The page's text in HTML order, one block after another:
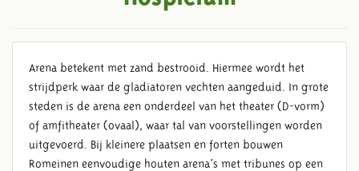
HOSPICIUM
Arena betekent met zand bestrooid. Hiermee wordt het
strijdperk waar de gladiatoren vechten aangeduid. In grote
steden is de arena een onderdeel van het theater (D-vorm)
of amfitheater (ovaal), waar tal van voorstellingen worden
uitgevoerd. Bij kleinere plaatsen en forten bouwen
Romeinen eenvoudige houten arena’s met tribunes op een